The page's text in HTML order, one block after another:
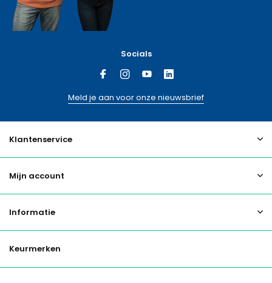
Socials
Meld je aan voor onze nieuwsbrief
Klantenservice
Mijn account
Informatie
Keurmerken